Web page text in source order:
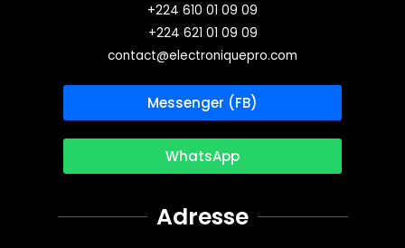
+224 610 01 09 09
+224 621 01 09 09
contact@electroniquepro.com
Messenger (FB)
WhatsApp
Adresse